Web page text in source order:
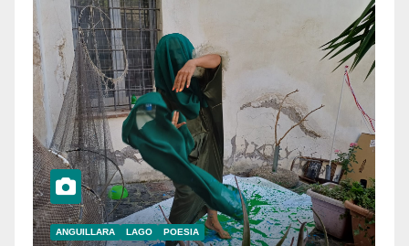
ANGUILLARA LAGO POESIA